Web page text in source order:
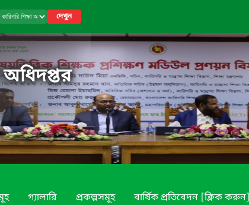
দেখুন
অধিদপ্তর
গ্যালারি প্রকল্পসমূহ বার্ষিক প্রতিবেদন [ক্লিক করুন]